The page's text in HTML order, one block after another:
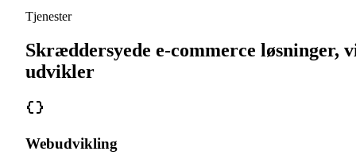
Tjenester
Skræddersyede e-commerce løsninger,
udvikler
Webudvikling